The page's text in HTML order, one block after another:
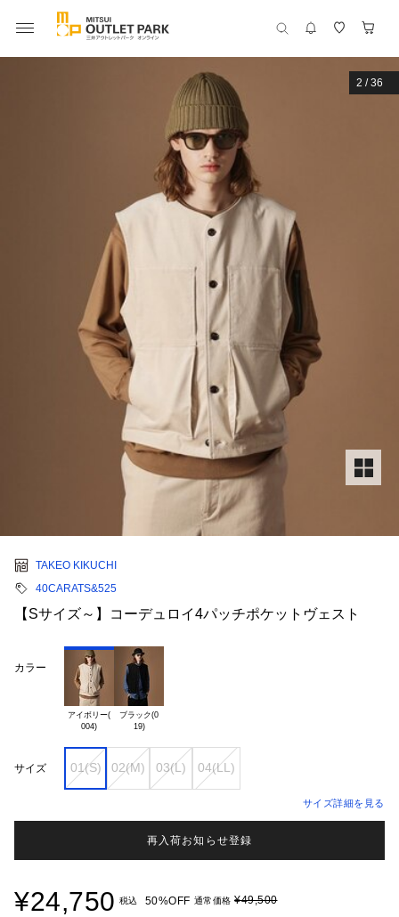
2 /36
TAKEO KIKUCHI
40CARATS&525
【Sサイズ～】コーデュロイ4パッチポケットヴェスト
カラー
アイボリー(
ブラック(0
19)
サイズ 01(S) 02(M) 03(L) 04(LL)
サイズ詳細を見る
再入荷お知らせ登録
¥24,750 税込 50%OFF 通常価格 ¥49,500